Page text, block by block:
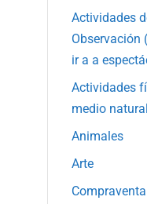
Actividades
Observación
ir a a
Actividades
medio
Animales
Arte